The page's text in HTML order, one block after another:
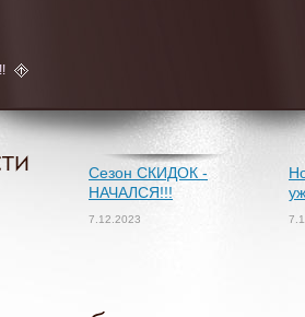
Сезон СКИДОК -
НАЧАЛСЯ!!!
7.12.2023